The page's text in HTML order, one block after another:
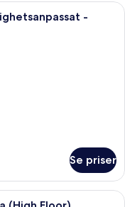
med en soffa, en säng,
-
Se priser
med en säng, en